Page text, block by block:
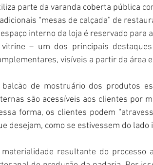
parte da varanda coberta pública
“mesas de calçada” de
espaço interno da loja é reservado para
– um dos principais
visíveis a partir da área
balcão de mostruário dos produtos
são acessíveis aos clientes por
forma, os clientes podem
desejam, como se estivessem do
resultante do processo